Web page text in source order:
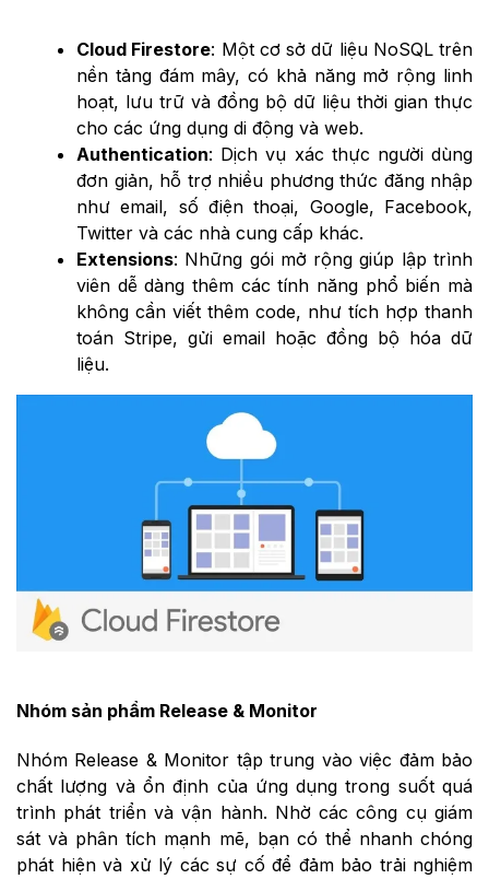
Cloud Firestore: Một cơ sở dữ liệu NoSQL trên
nền tảng đám mây, có khả năng mở rộng linh
hoạt, lưu trữ và đồng bộ dữ liệu thời gian thực
cho các ứng dụng di động và web.
Authentication: Dịch vụ xác thực người dùng
đơn giản, hỗ trợ nhiều phương thức đăng nhập
như email, số điện thoại, Google, Facebook,
Twitter và các nhà cung cấp khác.
Extensions: Những gói mở rộng giúp lập trình
viên dễ dàng thêm các tính năng phổ biến mà
không cần viết thêm code, như tích hợp thanh
toán Stripe, gửi email hoặc đồng bộ hóa dữ
liệu.
Nhóm sản phẩm Release & Monitor
Nhóm Release & Monitor tập trung vào việc đảm bảo
chất lượng và ổn định của ứng dụng trong suốt quá
trình phát triển và vận hành. Nhờ các công cụ giám
sát và phân tích mạnh mẽ, bạn có thể nhanh chóng
phát hiện và xử lý các sự cố để đảm bảo trải nghiệm